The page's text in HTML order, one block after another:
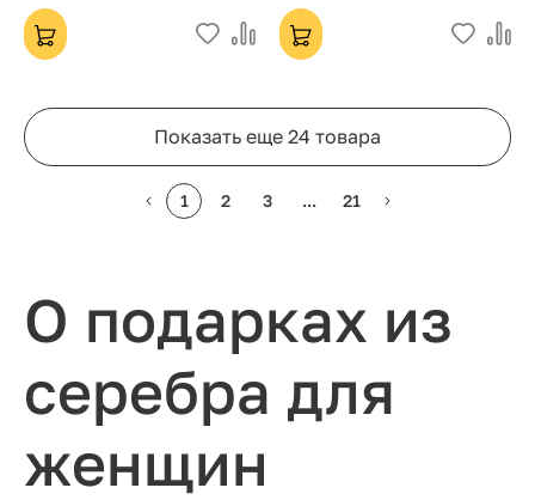
Показать еще 24 товара
1 2 3 ... 21
О подарках из
серебра для
женщин